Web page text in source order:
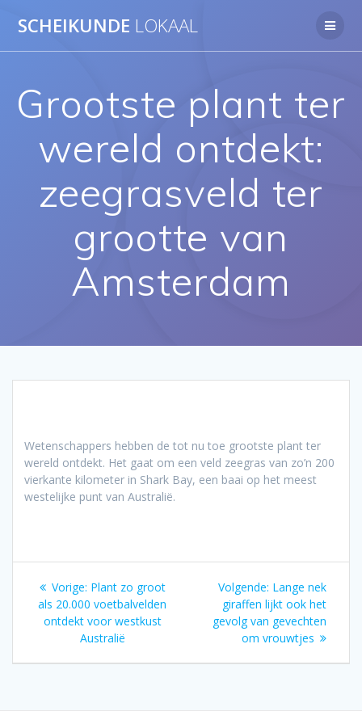
naar
SCHEIKUNDE LOKAAL
Grootste plant ter
wereld ontdekt:
zeegrasveld ter
grootte van
Amsterdam
Wetenschappers hebben de tot nu toe grootste plant ter
wereld ontdekt. Het gaat om een veld zeegras van zo’n 200
vierkante kilometer in Shark Bay, een baai op het meest
westelijke punt van Australië.
Bericht
navigatie
Vorige: Vorig
bericht:
Plant zo groot
als 20.000 voetbalvelden
ontdekt voor westkust
Australië
Volgende: Volgend
bericht:
Lange nek
giraffen lijkt ook het
gevolg van gevechten
om vrouwtjes